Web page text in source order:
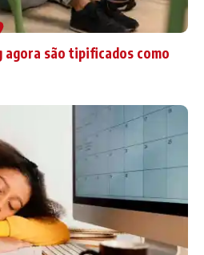
agora são tipificados como